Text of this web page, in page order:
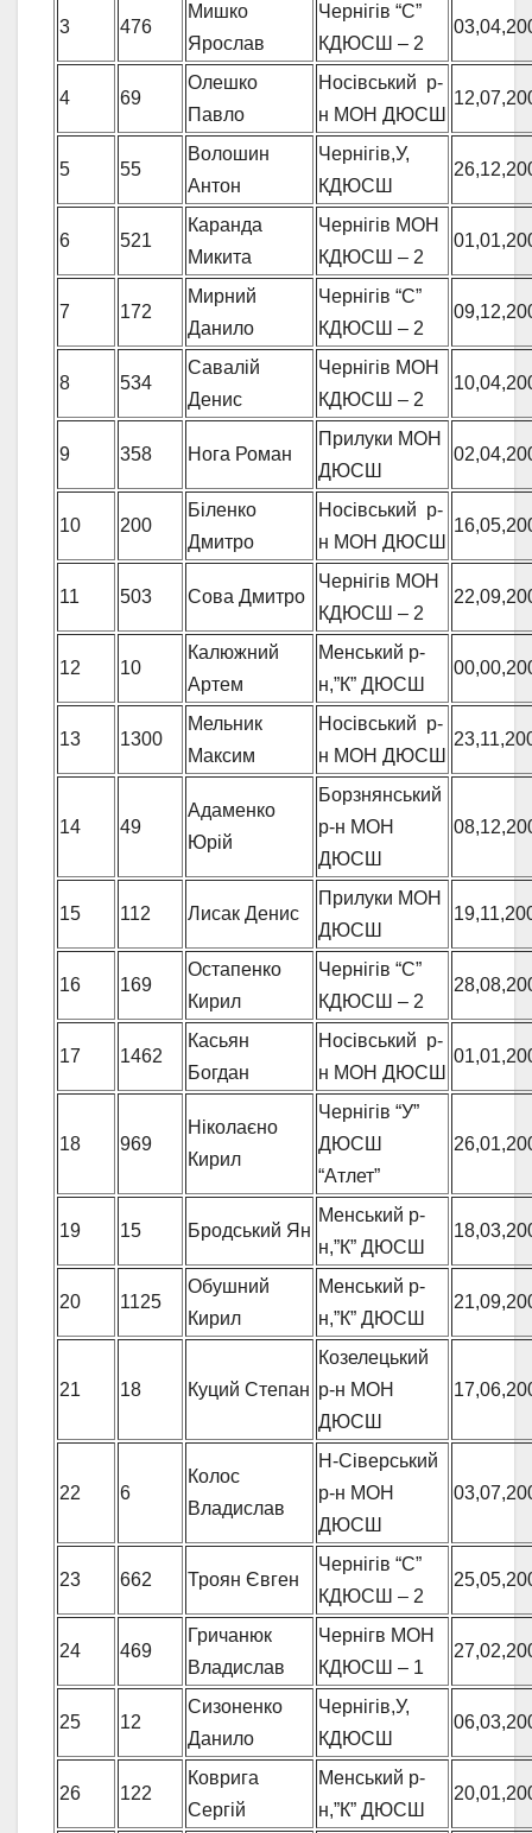
3 476
Мишко
Ярослав
Чернігів “С”
КДЮСШ – 2
4 69
Олешко
Павло
Носівський р-
н МОН ДЮСШ
5 55
Волошин
Антон
Чернігів,У,
КДЮСШ
6 521
Каранда
Микита
Чернігів МОН
КДЮСШ – 2
7 172
Мирний
Данило
Чернігів “С”
КДЮСШ – 2
8 534
Савалій
Денис
Чернігів МОН
КДЮСШ – 2
9 358 Нога Роман
Прилуки МОН
ДЮСШ
10 200
Біленко
Дмитро
Носівський р-
н МОН ДЮСШ
11 503 Сова Дмитро
Чернігів МОН
КДЮСШ – 2
12 10
Калюжний
Артем
Менський р-
н,”К” ДЮСШ
13 1300
Мельник
Максим
Носівський р-
н МОН ДЮСШ
14 49
Адаменко
Юрій
Борзнянський
р-н МОН
ДЮСШ
15 112 Лисак Денис
Прилуки МОН
ДЮСШ
16 169
Остапенко
Кирил
Чернігів “С”
КДЮСШ – 2
17 1462
Касьян
Богдан
Носівський р-
н МОН ДЮСШ
18 969
Ніколаєно
Кирил
Чернігів “У”
ДЮСШ
“Атлет”
19 15 Бродський Ян
Менський р-
н,”К” ДЮСШ
20 1125
Обушний
Кирил
Менський р-
н,”К” ДЮСШ
21 18 Куций Степан
Козелецький
р-н МОН
ДЮСШ
22 6
Колос
Владислав
Н-Сіверський
р-н МОН
ДЮСШ
23 662 Троян Євген
Чернігів “С”
КДЮСШ – 2
24 469
Гричанюк
Владислав
Чернігв МОН
КДЮСШ – 1
25 12
Сизоненко
Данило
Чернігів,У,
КДЮСШ
26 122
Коврига
Сергій
Менський р-
н,”К” ДЮСШ